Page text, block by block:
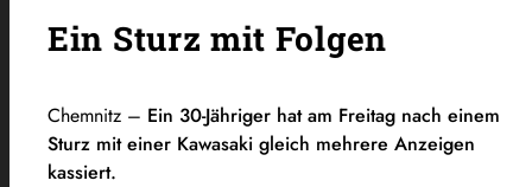
Ein Sturz mit Folgen
Chemnitz – Ein 30-Jähriger hat am Freitag nach einem
Sturz mit einer Kawasaki gleich mehrere Anzeigen
kassiert.